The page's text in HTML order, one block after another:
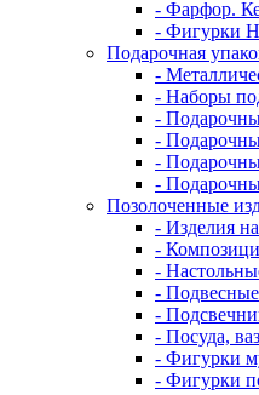
- Фарфор.
- Фигурки
Подарочная
-
- Наборы
-
-
-
-
Позолоченные
- Изделия
-
-
-
-
- Посуда,
- Фигурки
- Фигурки